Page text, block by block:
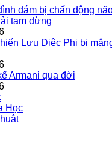
đám bị chấn động
tạm dừng
Lưu Diệc Phi bị
Armani qua đời
Học